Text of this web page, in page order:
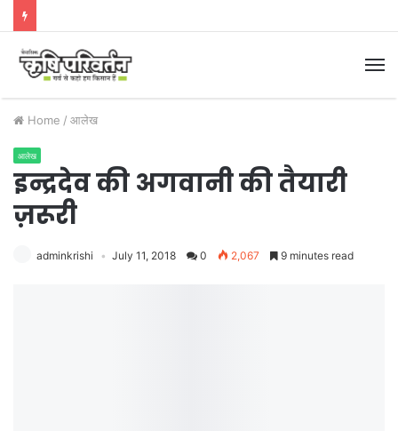
Home / आलेख
आलेख
इन्द्रदेव की अगवानी की तैयारी
ज़रूरी
adminkrishi July 11, 2018 0 2,067 9 minutes read